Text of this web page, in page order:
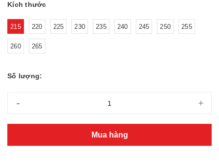
Kích thước
215 220 225 230 235 240 245 250 255
260 265
Số lượng:
- +
Mua hàng